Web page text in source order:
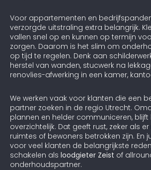
Voor appartementen en
verzorgde uitstraling extra belangrijk.
vallen snel op en kunnen op termijn
zorgen. Daarom is het slim om
op tijd te regelen. Denk aan
herstel van wanden, stucwerk na
renovlies-afwerking in een kamer,
We werken vaak voor klanten die een
partner zoeken in de regio Utrecht.
plannen en helder communiceren,
overzichtelijk. Dat geeft rust, zeker als
ruimtes of bewoners betrokken zijn. En
voor veel klanten de belangrijkste
schakelen als loodgieter Zeist of
onderhoudspartner.